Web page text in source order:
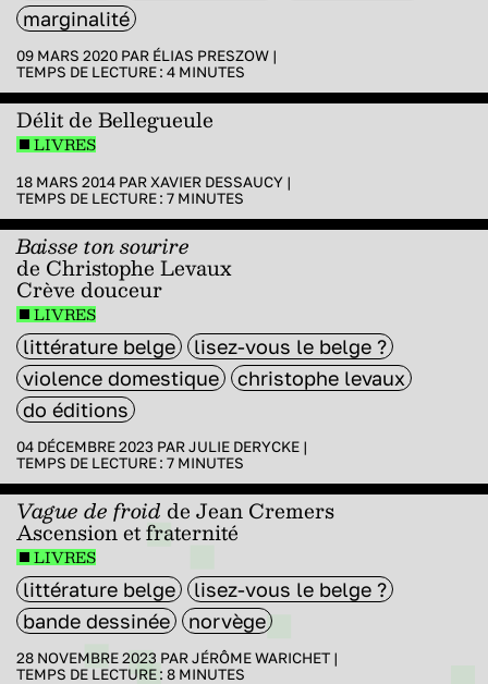
marginalité
09 MARS 2020 PAR ÉLIAS PRESZOW |
TEMPS DE LECTURE : 4 MINUTES
Délit de Bellegueule
LIVRES
18 MARS 2014 PARXAVIER DESSAUCY |
TEMPS DE LECTURE : 7 MINUTES
Baisse ton sourire
de Christophe Levaux
Crève douceur
LIVRES
littérature belge
lisez-vous le belge ?
violence domestique
christophe levaux
do éditions
04 DÉCEMBRE 2023 PARJULIE DERYCKE |
TEMPS DE LECTURE : 7 MINUTES
Vague de froid de Jean Cremers
Ascension et fraternité
LIVRES
littérature belge
lisez-vous le belge ?
bande dessinée
norvège
28 NOVEMBRE 2023 PARJÉRÔME WARICHET |
TEMPS DE LECTURE : 8 MINUTES